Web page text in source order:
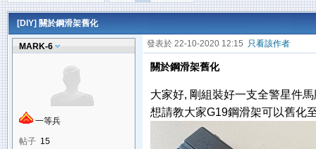
[DIY] 關於鋼滑架舊化
MARK-6
一等兵
帖子 15
發表於 22-10-2020 12:15 只看該作者
關於鋼滑架舊化
大家好, 剛組裝好一支全警星件
想請教大家G19鋼滑架可以舊化